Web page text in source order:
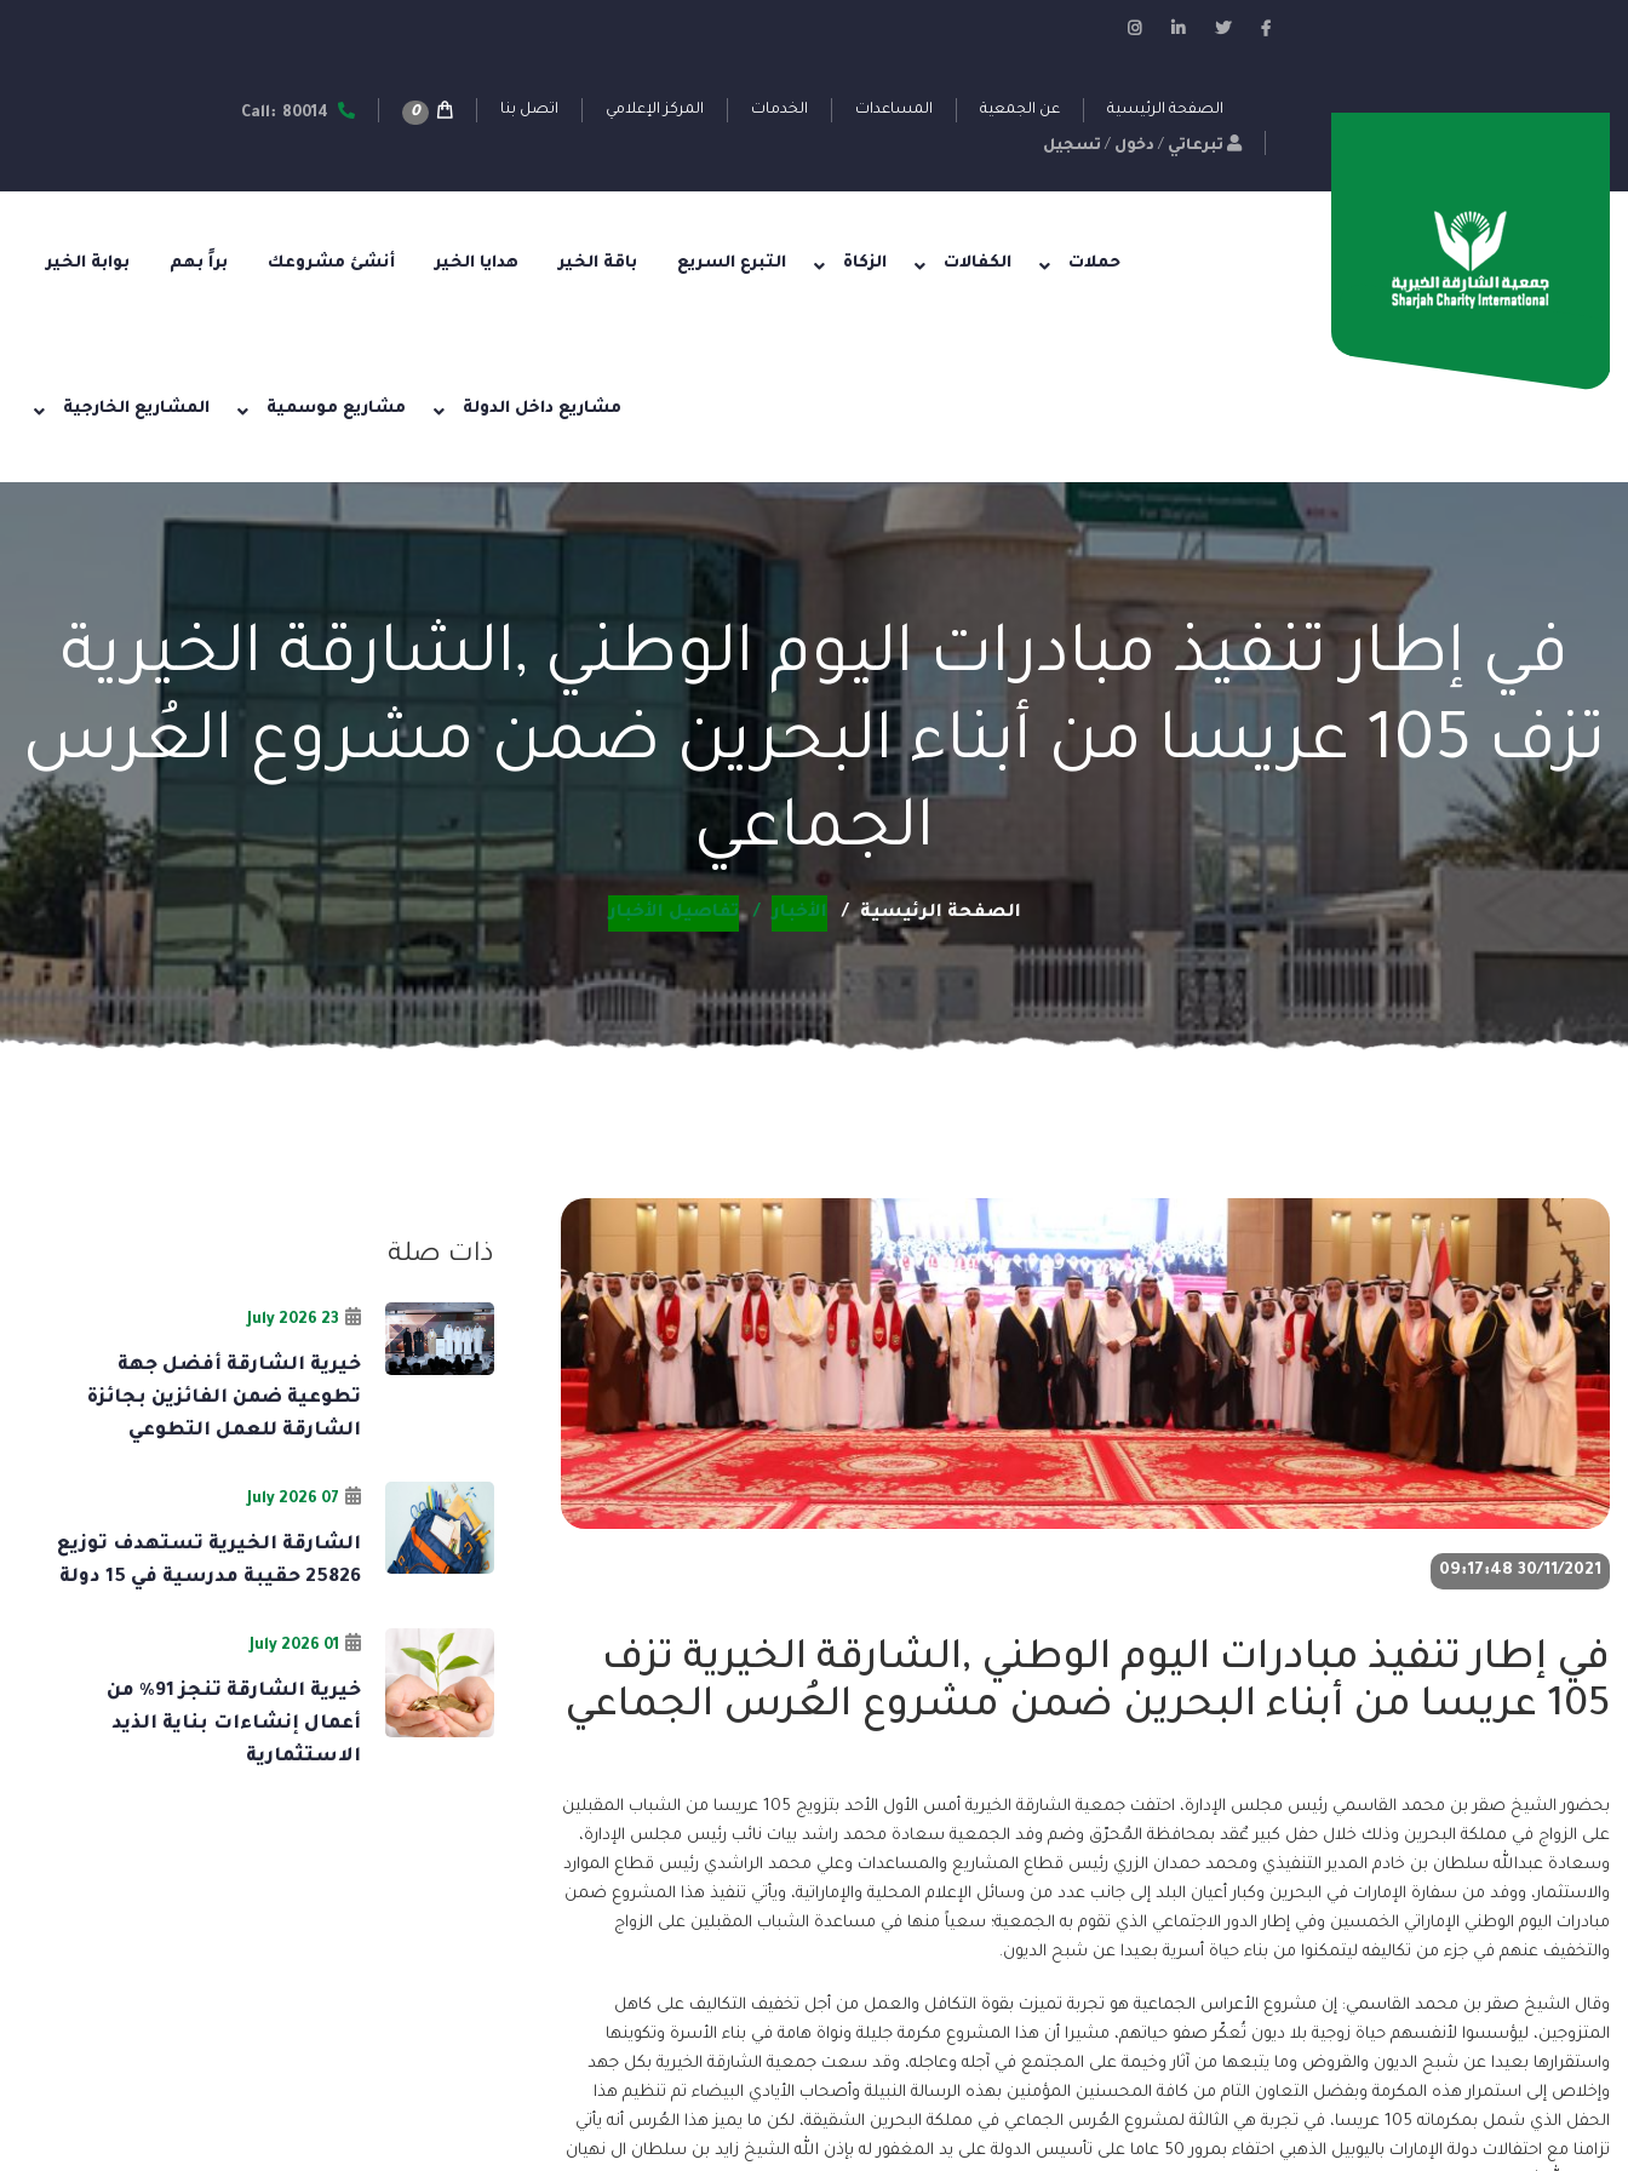
الصفحة الرئيسية عن الجمعية المساعدات الخدمات المركز الإعلامي اتصل بنا 0
تبرعاتي / دخول / تسجيل
بوابة الخير براً بهم أنشئ مشروعك هدايا الخير باقة الخير التبرع السريع الزكاة الكفالات حملات
المشاريع الخارجية مشاريع موسمية مشاريع داخل الدولة
في إطار تنفيذ مبادرات اليوم الوطني ,الشارقة الخيرية
تزف 105 عريسا من أبناء البحرين ضمن مشروع العُرس
الجماعي
الصفحة الرئيسية الأخبار تفاصيل الأخبار
30/11/2021 09:17:48
في إطار تنفيذ مبادرات اليوم الوطني ,الشارقة الخيرية تزف
105 عريسا من أبناء البحرين ضمن مشروع العُرس الجماعي
بحضور الشيخ صقر بن محمد القاسمي رئيس مجلس الإدارة، احتفت جمعية الشارقة الخيرية أمس الأول الأحد بتزويج 105 عريسا من الشباب المقبلين
على الزواج في مملكة البحرين وذلك خلال حفل كبير عٌقد بمحافظة المٌحرّق وضم وفد الجمعية سعادة محمد راشد بيات نائب رئيس مجلس الإدارة،
وسعادة عبدالله سلطان بن خادم المدير التنفيذي ومحمد حمدان الزري رئيس قطاع المشاريع والمساعدات وعلي محمد الراشدي رئيس قطاع الموارد
والاستثمار، ووفد من سفارة الإمارات في البحرين وكبار أعيان البلد إلى جانب عدد من وسائل الإعلام المحلية والإماراتية، ويأتي تنفيذ هذا المشروع ضمن
مبادرات اليوم الوطني الإماراتي الخمسين وفي إطار الدور الاجتماعي الذي تقوم به الجمعية؛ سعياً منها في مساعدة الشباب المقبلين على الزواج
والتخفيف عنهم في جزء من تكاليفه ليتمكنوا من بناء حياة أسرية بعيدا عن شبح الديون.
وقال الشيخ صقر بن محمد القاسمي: إن مشروع الأعراس الجماعية هو تجربة تميزت بقوة التكافل والعمل من أجل تخفيف التكاليف على كاهل
المتزوجين، ليؤسسوا لأنفسهم حياة زوجية بلا ديون تُعكّر صفو حياتهم، مشيرا أن هذا المشروع مكرمة جليلة ونواة هامة في بناء الأسرة وتكوينها
واستقرارها بعيدا عن شبح الديون والقروض وما يتبعها من آثار وخيمة على المجتمع في آجله وعاجله، وقد سعت جمعية الشارقة الخيرية بكل جهد
وإخلاص إلى استمرار هذه المكرمة وبفضل التعاون التام من كافة المحسنين المؤمنين بهذه الرسالة النبيلة وأصحاب الأيادي البيضاء تم تنظيم هذا
الحفل الذي شمل بمكرماته 105 عريسا، في تجربة هي الثالثة لمشروع العُرس الجماعي في مملكة البحرين الشقيقة، لكن ما يميز هذا العُرس أنه يأتي
تزامنا مع احتفالات دولة الإمارات باليوبيل الذهبي احتفاء بمرور 50 عاما على تأسيس الدولة على يد المغفور له بإذن الله الشيخ زايد بن سلطان ال نهيان
ذات صلة
23 July 2026
خيرية الشارقة أفضل جهة
تطوعية ضمن الفائزين بجائزة
الشارقة للعمل التطوعي
07 July 2026
الشارقة الخيرية تستهدف توزيع
25826 حقيبة مدرسية في 15 دولة
01 July 2026
خيرية الشارقة تنجز 91% من
أعمال إنشاءات بناية الذيد
الاستثمارية